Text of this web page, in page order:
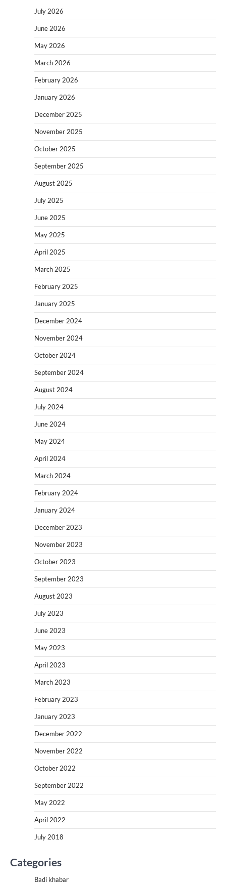
July 2026
June 2026
May 2026
March 2026
February 2026
January 2026
December 2025
November 2025
October 2025
September 2025
August 2025
July 2025
June 2025
May 2025
April 2025
March 2025
February 2025
January 2025
December 2024
November 2024
October 2024
September 2024
August 2024
July 2024
June 2024
May 2024
April 2024
March 2024
February 2024
January 2024
December 2023
November 2023
October 2023
September 2023
August 2023
July 2023
June 2023
May 2023
April 2023
March 2023
February 2023
January 2023
December 2022
November 2022
October 2022
September 2022
May 2022
April 2022
July 2018
Categories
Badi khabar